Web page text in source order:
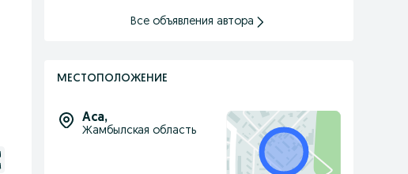
Все объявления автора
МЕСТОПОЛОЖЕНИЕ
Аса,
Жамбылская область